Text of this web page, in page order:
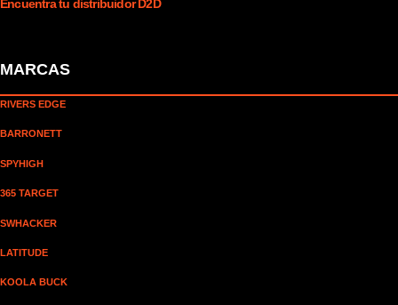
Encuentra tu distribuidor D2D
MARCAS
RIVERS EDGE
BARRONETT
SPYHIGH
365 TARGET
SWHACKER
LATITUDE
KOOLA BUCK